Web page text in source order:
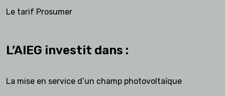
Le tarif Prosumer
L’AIEG investit dans :
La mise en service d’un champ photovoltaïque